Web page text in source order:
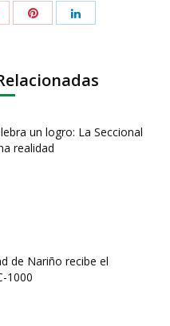
un logro: La Seccional
realidad
de Nariño recibe el
1000